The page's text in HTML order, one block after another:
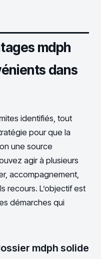
mdph
dans
identifiés, tout
pour que la
une source
agir à plusieurs
accompagnement,
recours. L’objectif est
démarches qui
mdph solide